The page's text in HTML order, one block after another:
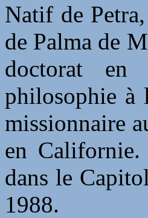
Natif de
de Palma de
doctorat en
philosophie à
missionnaire
en
dans le
1988.